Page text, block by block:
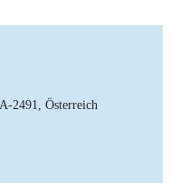
2491, Österreich